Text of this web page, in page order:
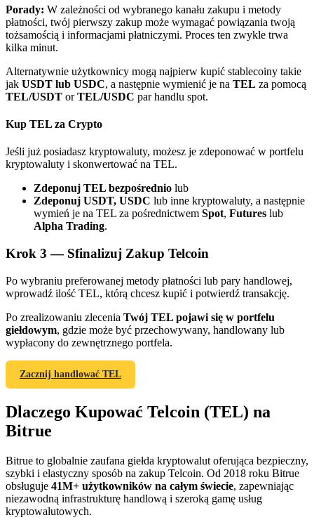
Aż do 65% prowizji!
Zaproś przyjaciela, aby otrzymać nagrody pieniężne
BTC Welcome Rewards
BTC Welcome Rewards
Porady: W zależności od wybranego kanału zakupu i metody
płatności, twój pierwszy zakup może wymagać powiązania twoją
tożsamością i informacjami płatniczymi. Proces ten zwykle trwa
kilka minut.
Alternatywnie użytkownicy mogą najpierw kupić stablecoiny takie
jak USDT lub USDC, a następnie wymienić je na TEL za pomocą
TEL/USDT orTEL/USDC par handlu spot.
Kup TEL za Crypto
Jeśli już posiadasz kryptowaluty, możesz je zdeponować w portfelu
kryptowaluty i skonwertować na TEL.
Zdeponuj TEL bezpośrednio lub
Zdeponuj USDT, USDC lub inne kryptowaluty, a następnie
wymień je na TEL za pośrednictwem Spot, Futures lub
Alpha Trading.
Krok 3 — Sfinalizuj Zakup Telcoin
Po wybraniu preferowanej metody płatności lub pary handlowej,
wprowadź ilość TEL, którą chcesz kupić i potwierdź transakcję.
Po zrealizowaniu zlecenia Twój TEL pojawi się w portfelu
giełdowym, gdzie może być przechowywany, handlowany lub
wypłacony do zewnętrznego portfela.
Zacznij handlować TEL
Dlaczego Kupować Telcoin (TEL) na
Bitrue
Bitrue to globalnie zaufana giełda kryptowalut oferująca bezpieczny,
szybki i elastyczny sposób na zakup Telcoin. Od 2018 roku Bitrue
obsługuje 41M+ użytkowników na całym świecie, zapewniając
niezawodną infrastrukturę handlową i szeroką gamę usług
kryptowalutowych.